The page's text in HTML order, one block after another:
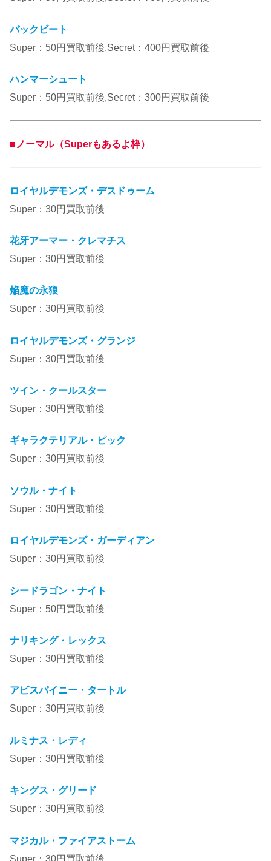
バックビート
Super：50円買取前後,Secret：400円買取前後
ハンマーシュート
Super：50円買取前後,Secret：300円買取前後
■ノーマル（Superもあるよ枠）
ロイヤルデモンズ・デスドゥーム
Super：30円買取前後
花牙アーマー・クレマチス
Super：30円買取前後
焔魔の永狼
Super：30円買取前後
ロイヤルデモンズ・グランジ
Super：30円買取前後
ツイン・クールスター
Super：30円買取前後
ギャラクテリアル・ピック
Super：30円買取前後
ソウル・ナイト
Super：30円買取前後
ロイヤルデモンズ・ガーディアン
Super：30円買取前後
シードラゴン・ナイト
Super：50円買取前後
ナリキング・レックス
Super：30円買取前後
アビスパイニー・タートル
Super：30円買取前後
ルミナス・レディ
Super：30円買取前後
キングス・グリード
Super：30円買取前後
マジカル・ファイアストーム
Super：30円買取前後